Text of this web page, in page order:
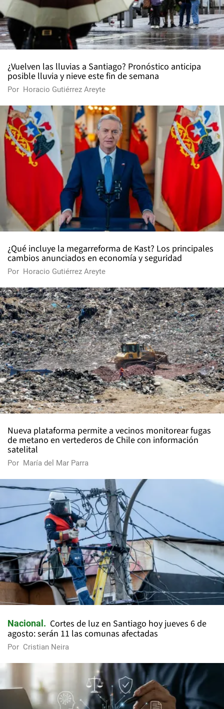
¿Vuelven las lluvias a Santiago? Pronóstico anticipa
posible lluvia y nieve este fin de semana
Por Horacio Gutiérrez Areyte
¿Qué incluye la megarreforma de Kast? Los principales
cambios anunciados en economía y seguridad
Por Horacio Gutiérrez Areyte
Nueva plataforma permite a vecinos monitorear fugas
de metano en vertederos de Chile con información
satelital
Por María del Mar Parra
Nacional
Cortes de luz en Santiago hoy jueves 6 de
agosto: serán 11 las comunas afectadas
Por Cristian Neira